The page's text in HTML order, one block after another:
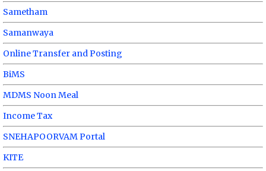
Sametham
Samanwaya
Online Transfer and Posting
BiMS
MDMS Noon Meal
Income Tax
SNEHAPOORVAM Portal
KITE